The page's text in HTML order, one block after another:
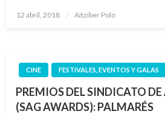
Publicado
12 abril, 2018 Aitziber Polo
CINE FESTIVALES, EVENTOS Y GALAS
PREMIOS DEL SINDICATO
(SAG AWARDS): PALMARÉS